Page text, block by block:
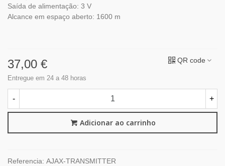
Saída de alimentação: 3 V
Alcance em espaço aberto: 1600 m
37,00 €
Entregue em 24 a 48 horas
QR code
- +
Adicionar ao carrinho
Referencia: AJAX-TRANSMITTER